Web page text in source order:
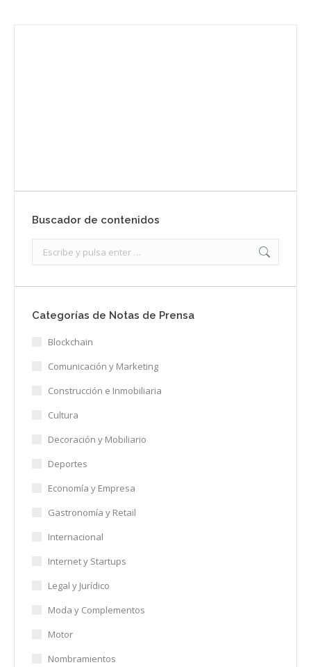
Buscador de contenidos
Categorías de Notas de Prensa
Blockchain
Comunicación y Marketing
Construcción e Inmobiliaria
Cultura
Decoración y Mobiliario
Deportes
Economía y Empresa
Gastronomía y Retail
Internacional
Internet y Startups
Legal y Jurídico
Moda y Complementos
Motor
Nombramientos